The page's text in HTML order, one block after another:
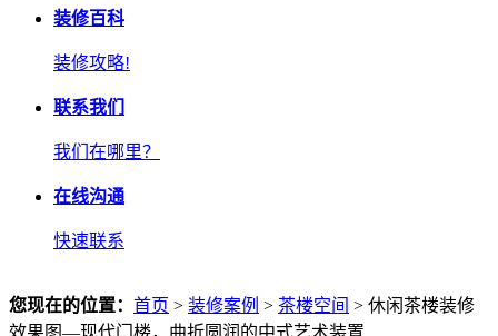
装修百科
装修攻略!
联系我们
我们在哪里？
在线沟通
快速联系
您现在的位置： 首页 > 装修案例 > 茶楼空间 > 休闲茶楼装修
效果图—现代门楼，曲折圆润的中式艺术装置